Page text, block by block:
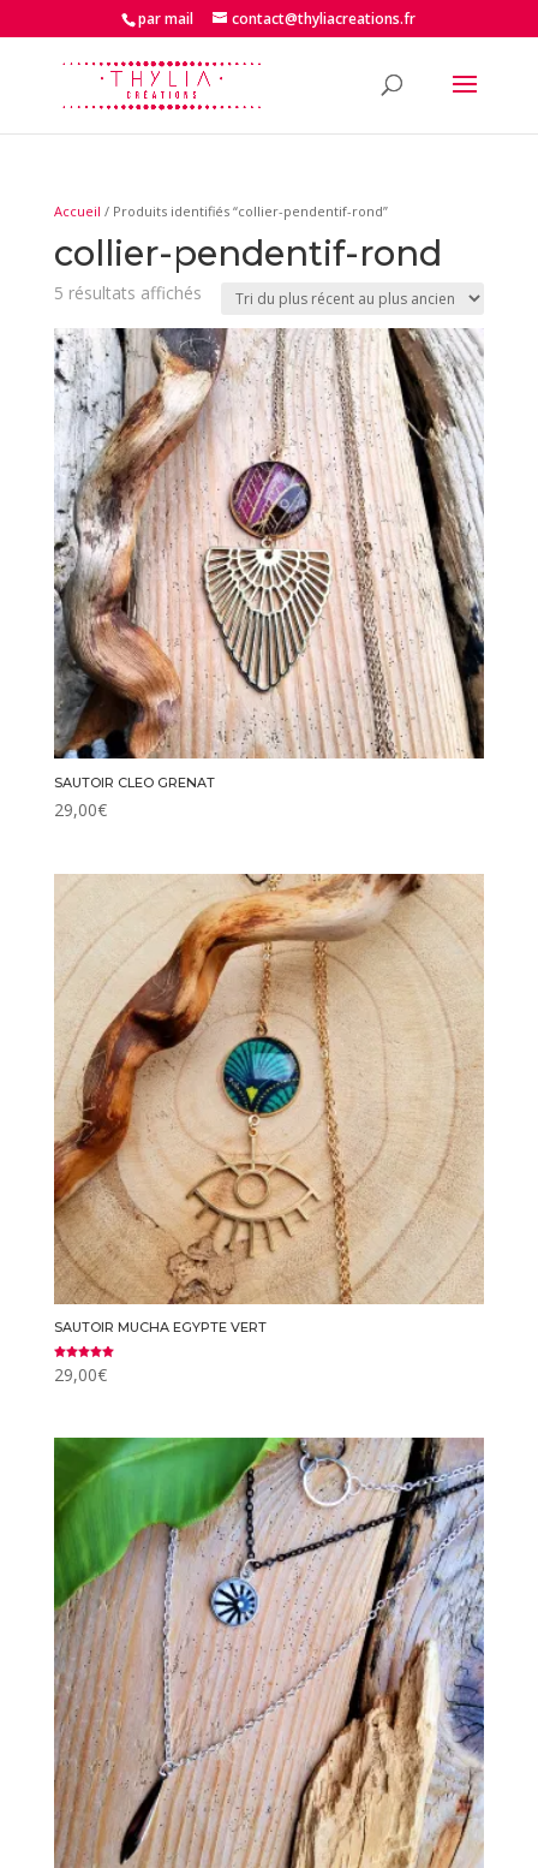
par mail contact@thyliacreations.fr
Accueil / Produits identifiés “collier-pendentif-rond”
collier-pendentif-rond
5 résultats affichésTrié
plus
récent
au
plus
ancien
SAUTOIR CLEO GRENAT
29,00€
SAUTOIR MUCHA EGYPTE VERT
Note
5.00
29,00€